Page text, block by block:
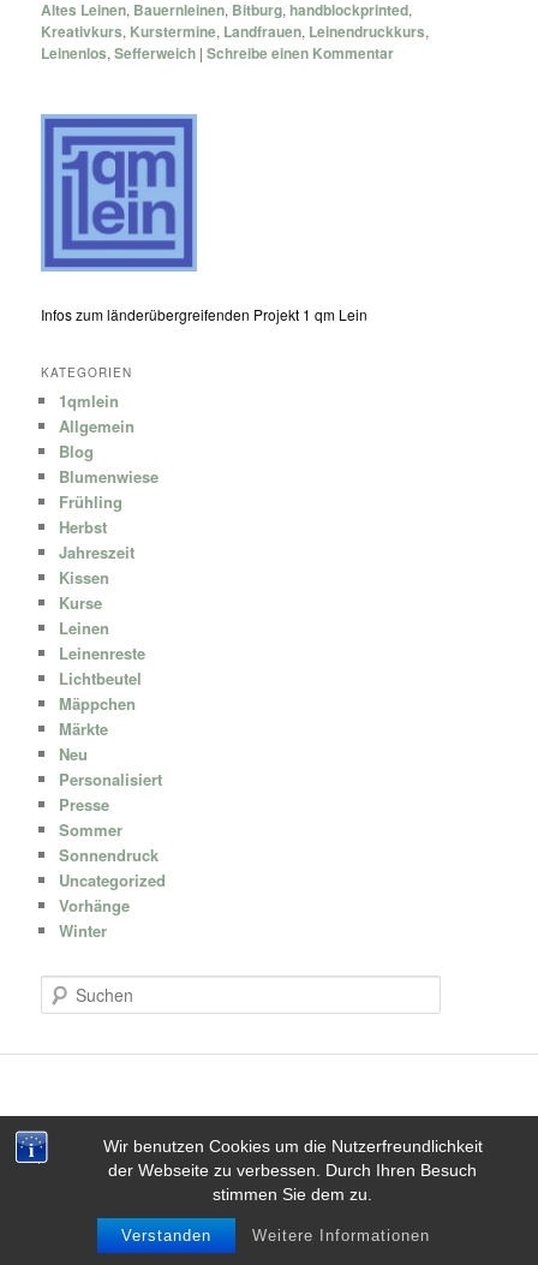
Wir benutzen Cookies um die Nutzerfreundlichkeit
der Webseite zu verbessen. Durch Ihren Besuch
stimmen Sie dem zu.
Verstanden Weitere Informationen
Altes Leinen, Bauernleinen, Bitburg, handblockprinted,
Kreativkurs, Kurstermine, Landfrauen, Leinendruckkurs,
Leinenlos,Sefferweich |Schreibe einen Kommentar
Infos zum länderübergreifenden Projekt 1 qm Lein
KATEGORIEN
1qmlein
Allgemein
Blog
Blumenwiese
Frühling
Herbst
Jahreszeit
Kissen
Kurse
Leinen
Leinenreste
Lichtbeutel
Mäppchen
Märkte
Neu
Personalisiert
Presse
Sommer
Sonnendruck
Uncategorized
Vorhänge
Winter
u
h
Stolz präsentiert von WordPress